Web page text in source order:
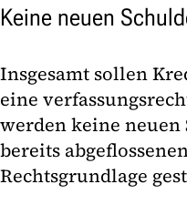
Keine neuen
Insgesamt sollen
eine
werden keine
bereits
Rechtsgrundlage